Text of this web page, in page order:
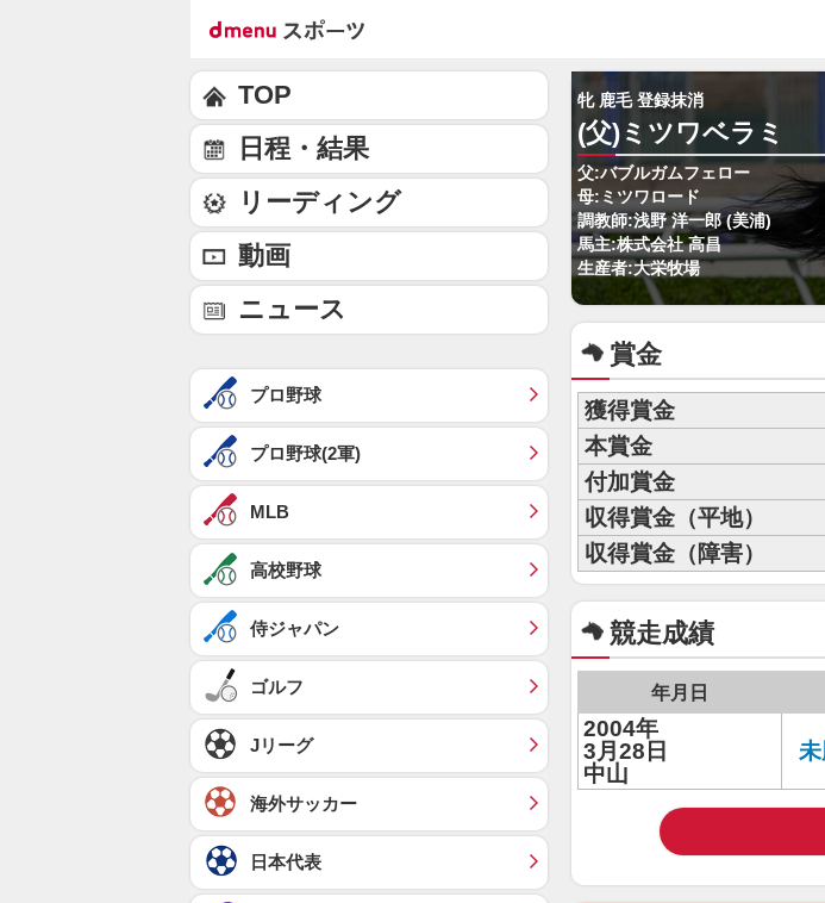
牝 鹿毛 登録抹消
(父)ミツワベラミ
父:バブルガムフェロー
母:ミツワロード
調教師:浅野 洋一郎 (美浦)
馬主:株式会社 高昌
生産者:大栄牧場
賞金
獲得賞金
本賞金
付加賞金
収得賞金（平地）
収得賞金（障害）
競走成績
年月日
2004年
3月28日
中山
未
TOP
日程・結果
リーディング
動画
ニュース
プロ野球
プロ野球(2軍)
MLB
高校野球
侍ジャパン
ゴルフ
Jリーグ
海外サッカー
日本代表